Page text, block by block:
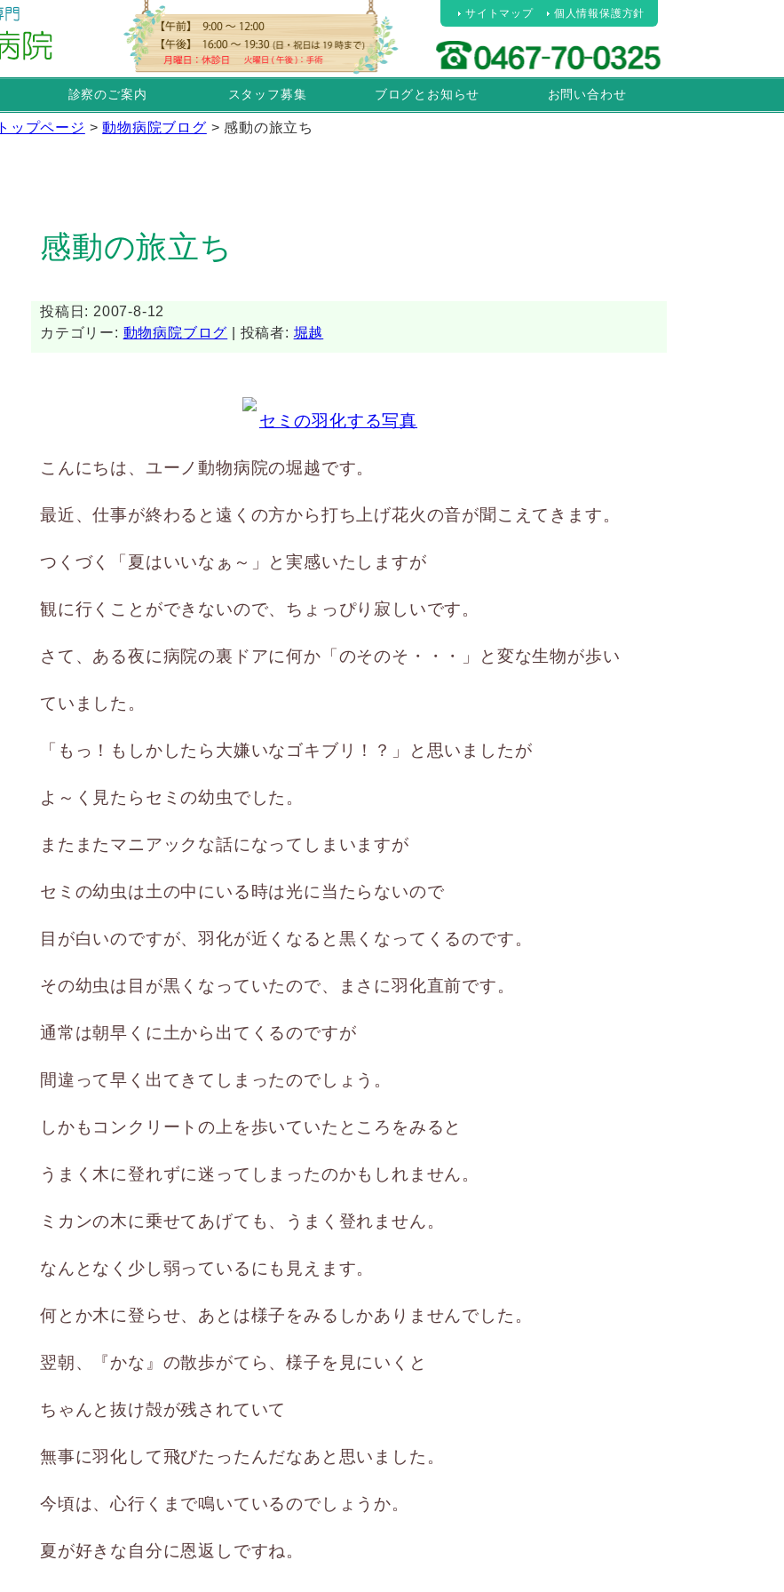
サイトマップ 個人情報保護方針
診察のご案内 スタッフ募集 ブログとお知らせ お問い合わせ
トップページ >動物病院ブログ >感動の旅立ち
感動の旅立ち
投稿日: 2007-8-12
カテゴリー: 動物病院ブログ | 投稿者: 堀越
こんにちは、ユーノ動物病院の堀越です。
最近、仕事が終わると遠くの方から打ち上げ花火の音が聞こえてきます。
つくづく「夏はいいなぁ～」と実感いたしますが
観に行くことができないので、ちょっぴり寂しいです。
さて、ある夜に病院の裏ドアに何か「のそのそ・・・」と変な生物が歩い
ていました。
「もっ！もしかしたら大嫌いなゴキブリ！？」と思いましたが
よ～く見たらセミの幼虫でした。
またまたマニアックな話になってしまいますが
セミの幼虫は土の中にいる時は光に当たらないので
目が白いのですが、羽化が近くなると黒くなってくるのです。
その幼虫は目が黒くなっていたので、まさに羽化直前です。
通常は朝早くに土から出てくるのですが
間違って早く出てきてしまったのでしょう。
しかもコンクリートの上を歩いていたところをみると
うまく木に登れずに迷ってしまったのかもしれません。
ミカンの木に乗せてあげても、うまく登れません。
なんとなく少し弱っているにも見えます。
何とか木に登らせ、あとは様子をみるしかありませんでした。
翌朝、『かな』の散歩がてら、様子を見にいくと
ちゃんと抜け殻が残されていて
無事に羽化して飛びたったんだなあと思いました。
今頃は、心行くまで鳴いているのでしょうか。
夏が好きな自分に恩返しですね。